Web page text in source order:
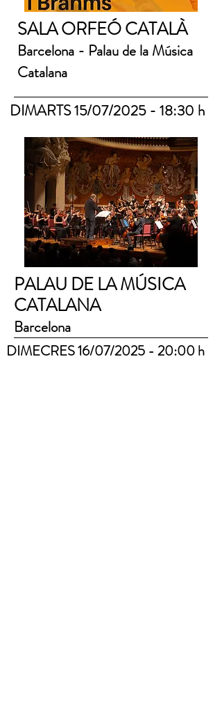
SALA ORFEÓ CATALÀ
Barcelona - Palau de la Música
Catalana
DIMARTS 15/07/2025 - 18:30 h
PALAU DE LA MÚSICA
CATALANA
Barcelona
DIMECRES 16/07/2025 - 20:00 h